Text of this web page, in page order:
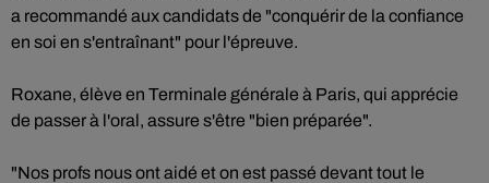
a recommandé aux candidats de "conquérir de la confiance
en soi en s'entraînant" pour l'épreuve.
Roxane, élève en Terminale générale à Paris, qui apprécie
de passer à l'oral, assure s'être "bien préparée".
"Nos profs nous ont aidé et on est passé devant tout le